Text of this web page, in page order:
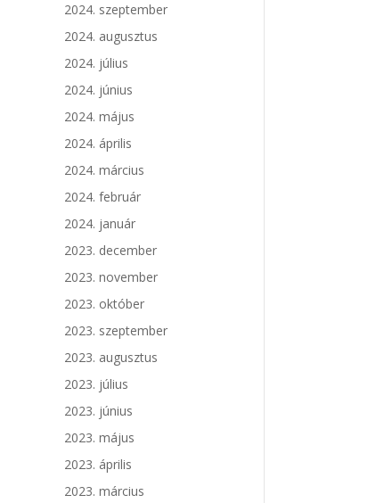
2024. szeptember
2024. augusztus
2024. július
2024. június
2024. május
2024. április
2024. március
2024. február
2024. január
2023. december
2023. november
2023. október
2023. szeptember
2023. augusztus
2023. július
2023. június
2023. május
2023. április
2023. március